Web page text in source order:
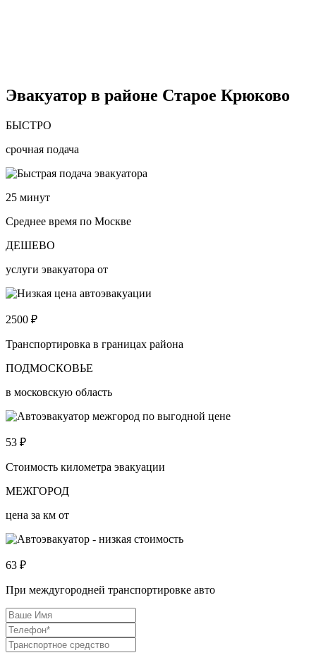
Эвакуатор в районе Старое Крюково
БЫСТРО
срочная подача
25 минут
Среднее время по Москве
ДЕШЕВО
услуги эвакуатора от
2500 ₽
Транспортировка в границах района
ПОДМОСКОВЬЕ
в московскую область
53 ₽
Стоимость километра эвакуации
МЕЖГОРОД
цена за км от
63 ₽
При междугородней транспортировке авто